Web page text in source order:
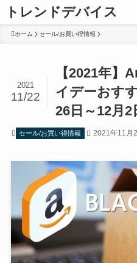
トレンドデバイス
ホーム セール/お買い得情報
【2021年】
イデーおす
26日～12月2
2021
11/22
セール/お買い得情報 2021年11月